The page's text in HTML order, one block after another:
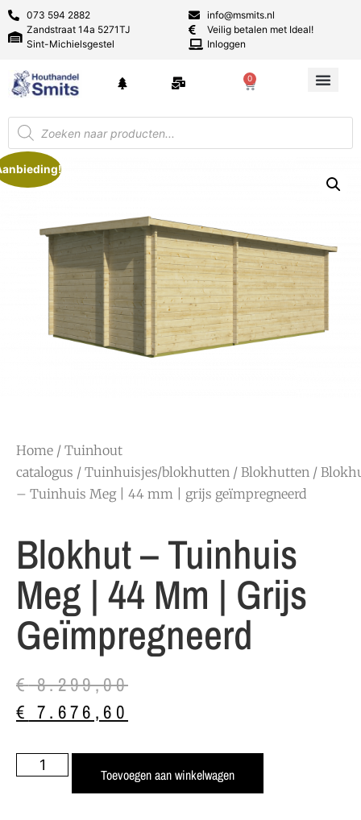
073 594 2882
Zandstraat 14a 5271TJ
Sint-Michielsgestel
info@msmits.nl
Veilig betalen met Ideal!
Inloggen
0
Home / Tuinhout
catalogus / Tuinhuisjes/blokhutten / Blokhutten /
– Tuinhuis Meg | 44 mm | grijs geïmpregneerd
Blokhut – Tuinhuis
Meg | 44 Mm | Grijs
Geïmpregneerd
€8.299,00
€ 7.676,60
Toevoegen aan winkelwagen